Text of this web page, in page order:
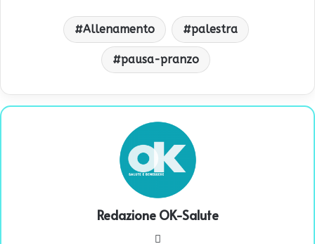
Allenamento palestra
pausa-pranzo
Redazione OK-Salute